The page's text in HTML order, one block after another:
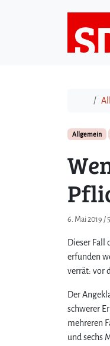
Start
Allgemein
6. Mai 2019 /
Dieser Fall
erfunden
verrät: vor
Der
schwerer
mehreren
und sechs